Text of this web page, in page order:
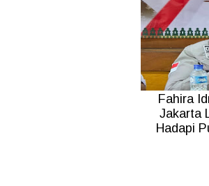
Fahira
Jakarta
Hadapi